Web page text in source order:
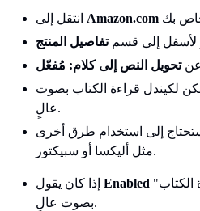
Amazon.com
لأسفل إلى قسمتفاصيل المنتج
عنتحويل النص إلى كلام: مُفعّل
لكيندل قراءة الكتاب بصوت
عالٍ.
إلى استخدام طرق أخرى
مثل أليكسا أو سبيكتور.
Enabled "مُفعّل" ، فيمكن لكيندل قراءة الكتاب
بصوت عالٍ.